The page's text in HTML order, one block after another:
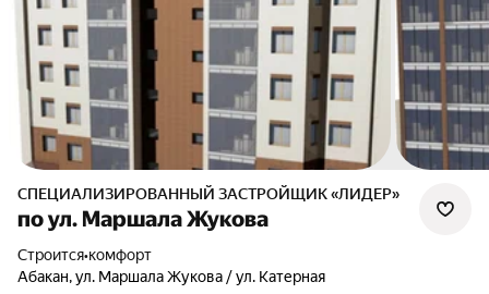
СПЕЦИАЛИЗИРОВАННЫЙ ЗАСТРОЙЩИК «ЛИДЕР»
по ул. Маршала Жукова
Строится•комфорт
Абакан, ул. Маршала Жукова / ул. Катерная